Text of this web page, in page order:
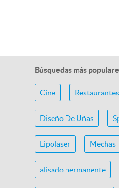
Búsquedas más
Cine Restaurantes
Diseño De Uñas
Lipolaser Mechas
alisado permanente